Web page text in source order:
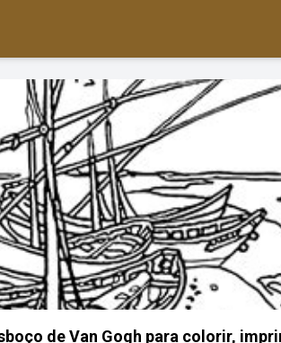
de Van Gogh para colorir,